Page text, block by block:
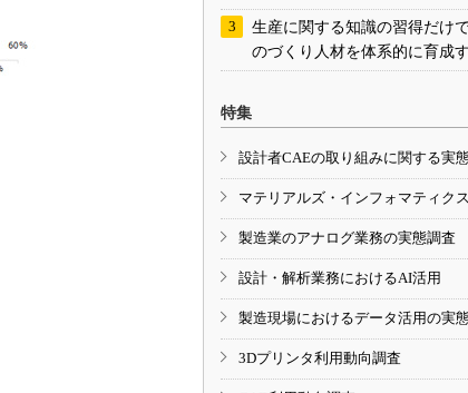
生産に関する知識の習得だけ
のづくり人材を体系的に育成
特集
設計者CAEの取り組みに関する実
マテリアルズ・インフォマティク
製造業のアナログ業務の実態調査
設計・解析業務におけるAI活用
製造現場におけるデータ活用の実
3Dプリンタ利用動向調査